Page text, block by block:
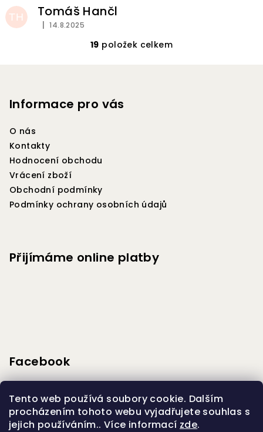
Tento web používá soubory cookie. Dalším
procházením tohoto webu vyjadřujete souhlas s
jejich používáním.. Více informací zde.
TH Tomáš Hančl
Hodnocení obchodu je 5 z 5 hvězdiček.
| 14.8.2025
O
k
y
p
i
19 položek celkem
Informace pro vás
O nás
Kontakty
Hodnocení obchodu
Vrácení zboží
Obchodní podmínky
Podmínky ochrany osobních údajů
Přijímáme online platby
Facebook
Vytvořilo s